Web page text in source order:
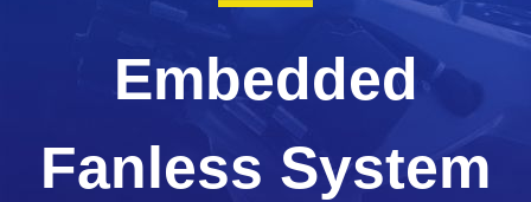
Embedded
Fanless System